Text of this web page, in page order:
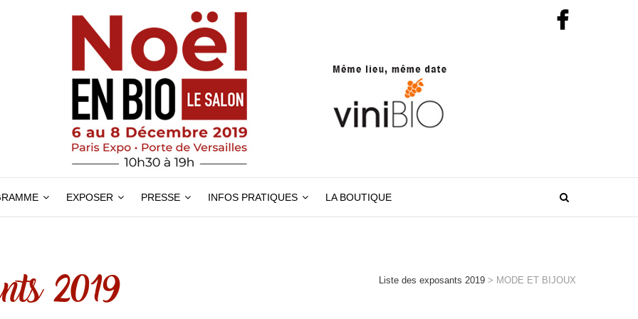
EXPOSER PRESSE INFOS PRATIQUES LA BOUTIQUE
2019 Liste des exposants 2019 > MODE ET BIJOUX